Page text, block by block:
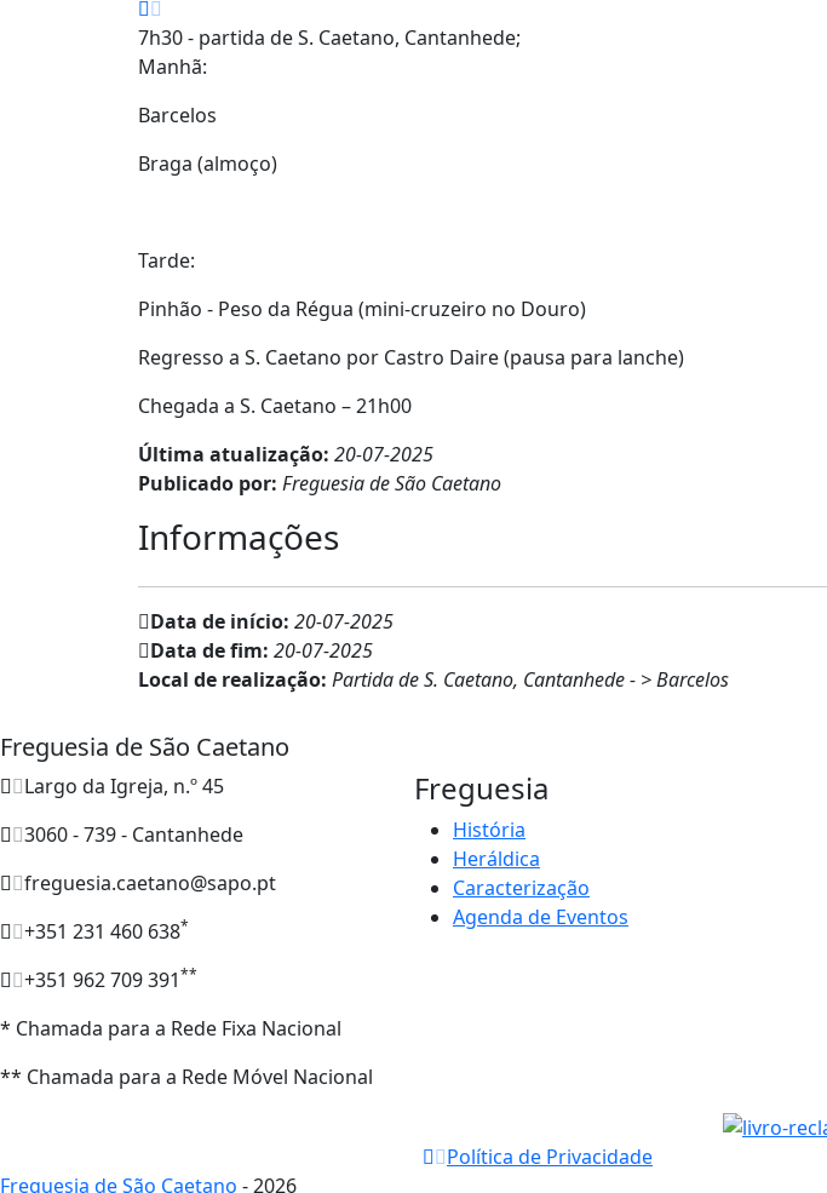
7h30 - partida de S. Caetano, Cantanhede;
Manhã:
Barcelos
Braga (almoço)
Tarde:
Pinhão - Peso da Régua (mini-cruzeiro no Douro)
Regresso a S. Caetano por Castro Daire (pausa para lanche)
Chegada a S. Caetano – 21h00
Última atualização: 20-07-2025
Publicado por: Freguesia de São Caetano
Informações
Data de início: 20-07-2025
Data de fim: 20-07-2025
Local de realização: Partida de S. Caetano, Cantanhede - > Barcelos
Freguesia de São Caetano
Largo da Igreja, n.º 45
3060 - 739 - Cantanhede
freguesia.caetano@sapo.pt
+351 231 460 638*
+351 962 709 391**
* Chamada para a Rede Fixa Nacional
** Chamada para a Rede Móvel Nacional
Freguesia
História
Heráldica
Caracterização
Agenda de Eventos
Política de Privacidade
Freguesia de São Caetano - 2026